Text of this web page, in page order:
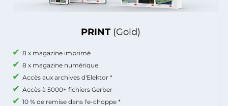
PRINT (Gold)
8 x magazine imprimé
8 x magazine numérique
Accès aux archives d'Elektor *
Accès à 5000+ fichiers Gerber
10 % de remise dans l'e-choppe *